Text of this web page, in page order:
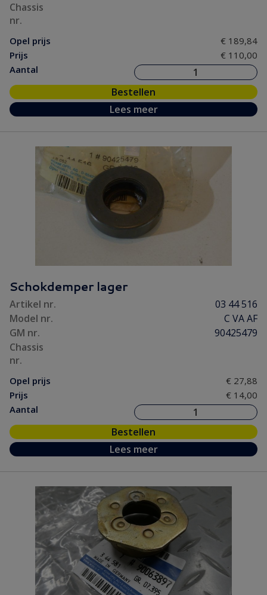
Chassis
nr.
Opel prijs
€ 189,84
Prijs
€ 110,00
Aantal
Bestellen
Lees meer
Schokdemper lager
Artikel nr.
03 44 516
Model nr.
C VA AF
GM nr.
90425479
Chassis
nr.
Opel prijs
€ 27,88
Prijs
€ 14,00
Aantal
Bestellen
Lees meer